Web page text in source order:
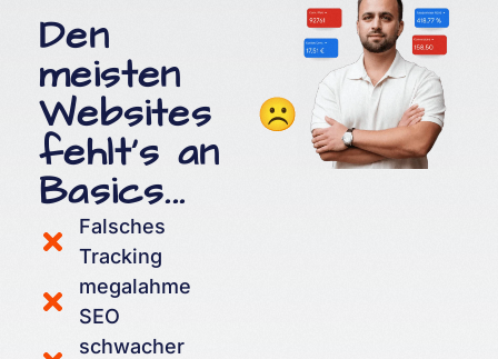
Den
meisten
Websites
fehlt's an
Basics...
Falsches
Tracking
megalahme
SEO
schwacher